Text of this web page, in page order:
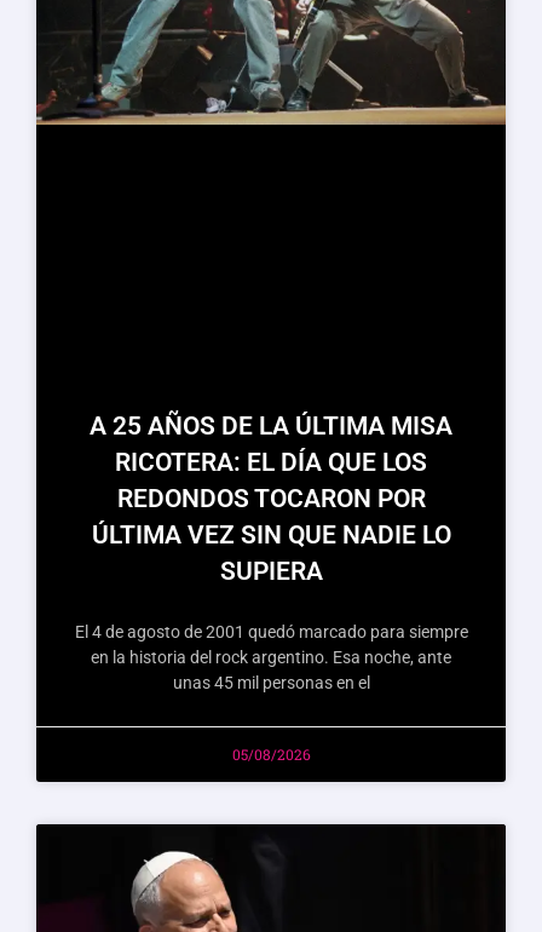
A 25 AÑOS DE LA ÚLTIMA MISA
RICOTERA: EL DÍA QUE LOS
REDONDOS TOCARON POR
ÚLTIMA VEZ SIN QUE NADIE LO
SUPIERA
El 4 de agosto de 2001 quedó marcado para siempre
en la historia del rock argentino. Esa noche, ante
unas 45 mil personas en el
05/08/2026